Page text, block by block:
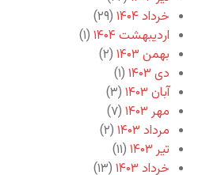
خرداد ۱۴۰۴
(۲۹)
اردیبهشت ۱۴۰۴
(۱)
بهمن ۱۴۰۳
(۲)
دی ۱۴۰۳
(۱)
آبان ۱۴۰۳
(۳)
مهر ۱۴۰۳
(۷)
مرداد ۱۴۰۳
(۲)
تیر ۱۴۰۳
(۱۱)
خرداد ۱۴۰۳
(۱۳)